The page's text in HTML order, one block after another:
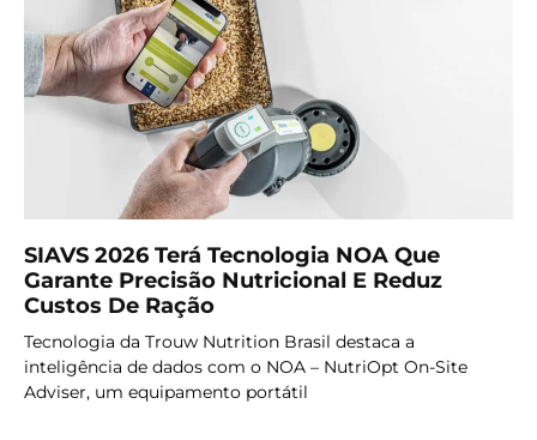
SIAVS 2026 Terá Tecnologia NOA Que
Garante Precisão Nutricional E Reduz
Custos De Ração
Tecnologia da Trouw Nutrition Brasil destaca a
inteligência de dados com o NOA – NutriOpt On-Site
Adviser, um equipamento portátil